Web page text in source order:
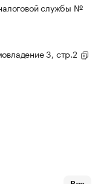
службы №
3, стр.2